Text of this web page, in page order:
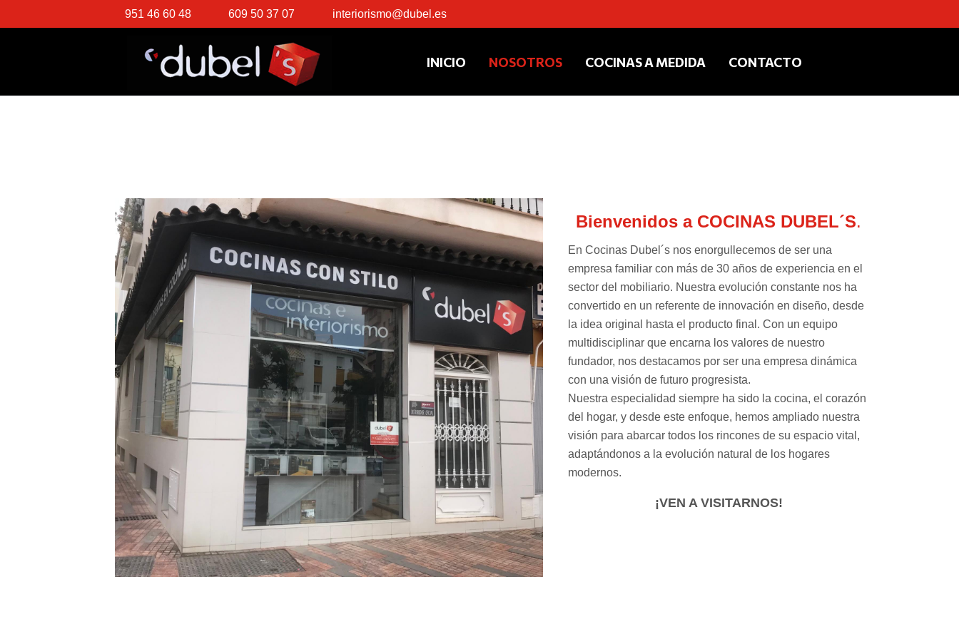
951 46 60 48 609 50 37 07 interiorismo@dubel.es
INICIO NOSOTROS COCINAS A MEDIDA CONTACTO
Bienvenidos a COCINAS DUBEL´S.
En Cocinas Dubel´s nos enorgullecemos de ser una
empresa familiar con más de 30 años de experiencia en el
sector del mobiliario. Nuestra evolución constante nos ha
convertido en un referente de innovación en diseño, desde
la idea original hasta el producto final. Con un equipo
multidisciplinar que encarna los valores de nuestro
fundador, nos destacamos por ser una empresa dinámica
con una visión de futuro progresista.
Nuestra especialidad siempre ha sido la cocina, el corazón
del hogar, y desde este enfoque, hemos ampliado nuestra
visión para abarcar todos los rincones de su espacio vital,
adaptándonos a la evolución natural de los hogares
modernos.
¡VEN A VISITARNOS!